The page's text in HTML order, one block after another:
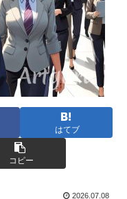
はてブ
コピー
2026.07.08